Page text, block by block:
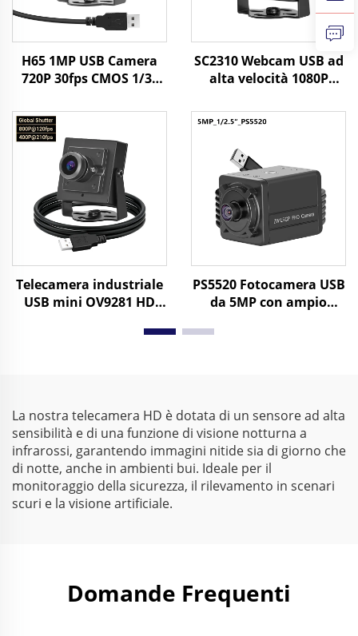
H65 1MP USB Camera
720P 30fps CMOS 1/3"
Mini Camera con
Windows/Android/Linux
SC2310 Webcam USB ad
alta velocità 1080P
Play Mini telecamera
Telecamera industriale
USB mini OV9281 HD
bianca 120 fps 800P 210
PS5520 Fotocamera USB
da 5MP con ampio
2592x1944 30FPS Mini
La nostra telecamera HD è dotata di un sensore ad alta
sensibilità e di una funzione di visione notturna a
infrarossi, garantendo immagini nitide sia di giorno che
di notte, anche in ambienti bui. Ideale per il
monitoraggio della sicurezza, il rilevamento in scenari
scuri e la visione artificiale.
Domande Frequenti